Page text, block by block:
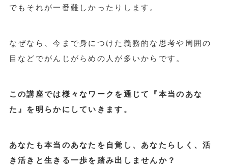
でもそれが一番難しかったりします。
なぜなら、今まで身につけた義務的な思考や周囲の
目などでがんじがらめの人が多いからです。
この講座では様々なワークを通じて『本当のあな
た』を明らかにしていきます。
あなたも本当のあなたを自覚し、あなたらしく、活
き活きと生きる一歩を踏み出しませんか？